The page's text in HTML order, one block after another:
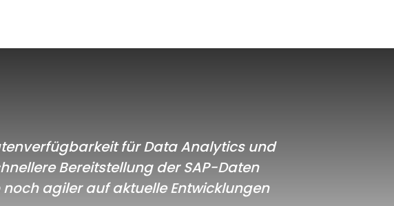
für Data Analytics und
Bereitstellung der SAP-Daten
agiler auf aktuelle Entwicklungen